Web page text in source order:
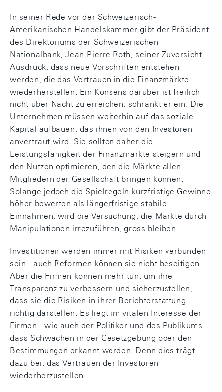
In seiner Rede vor der Schweizerisch-
Amerikanischen Handelskammer gibt der Präsident
des Direktoriums der Schweizerischen
Nationalbank, Jean-Pierre Roth, seiner Zuversicht
Ausdruck, dass neue Vorschriften entstehen
werden, die das Vertrauen in die Finanzmärkte
wiederherstellen. Ein Konsens darüber ist freilich
nicht über Nacht zu erreichen, schränkt er ein. Die
Unternehmen müssen weiterhin auf das soziale
Kapital aufbauen, das ihnen von den Investoren
anvertraut wird. Sie sollten daher die
Leistungsfähigkeit der Finanzmärkte steigern und
den Nutzen optimieren, den die Märkte allen
Mitgliedern der Gesellschaft bringen können.
Solange jedoch die Spielregeln kurzfristige Gewinne
höher bewerten als längerfristige stabile
Einnahmen, wird die Versuchung, die Märkte durch
Manipulationen irrezuführen, gross bleiben.
Investitionen werden immer mit Risiken verbunden
sein - auch Reformen können sie nicht beseitigen.
Aber die Firmen können mehr tun, um ihre
Transparenz zu verbessern und sicherzustellen,
dass sie die Risiken in ihrer Berichterstattung
richtig darstellen. Es liegt im vitalen Interesse der
Firmen - wie auch der Politiker und des Publikums -
dass Schwächen in der Gesetzgebung oder den
Bestimmungen erkannt werden. Denn dies trägt
dazu bei, das Vertrauen der Investoren
wiederherzustellen.